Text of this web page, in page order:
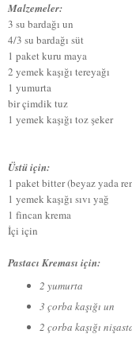
Malzemeler:
3 su bardağı un
4/3 su bardağı süt
1 paket kuru maya
2 yemek kaşığı tereyağı
1 yumurta
bir çimdik tuz
1 yemek kaşığı toz şeker
Üstü için:
1 paket bitter (beyaz yada
1 yemek kaşığı sıvı yağ
1 fincan krema
İçi için
Pastacı Kreması için:
2 yumurta
3 çorba kaşığı un
2 çorba kaşığı